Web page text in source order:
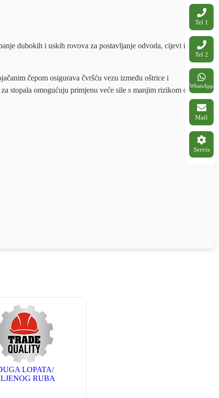
dubokih i uskih rovova za postavljanje odvoda, cijevi i
čepom osigurava čvršću vezu između oštrice i
stopala omogućuju primjenu veće sile s manjim rizikom od
Tel 1
Tel 2
WhatsApp
Mail
Servis